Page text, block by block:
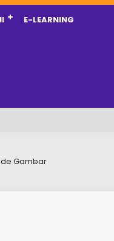
E-LEARNING
Gambar